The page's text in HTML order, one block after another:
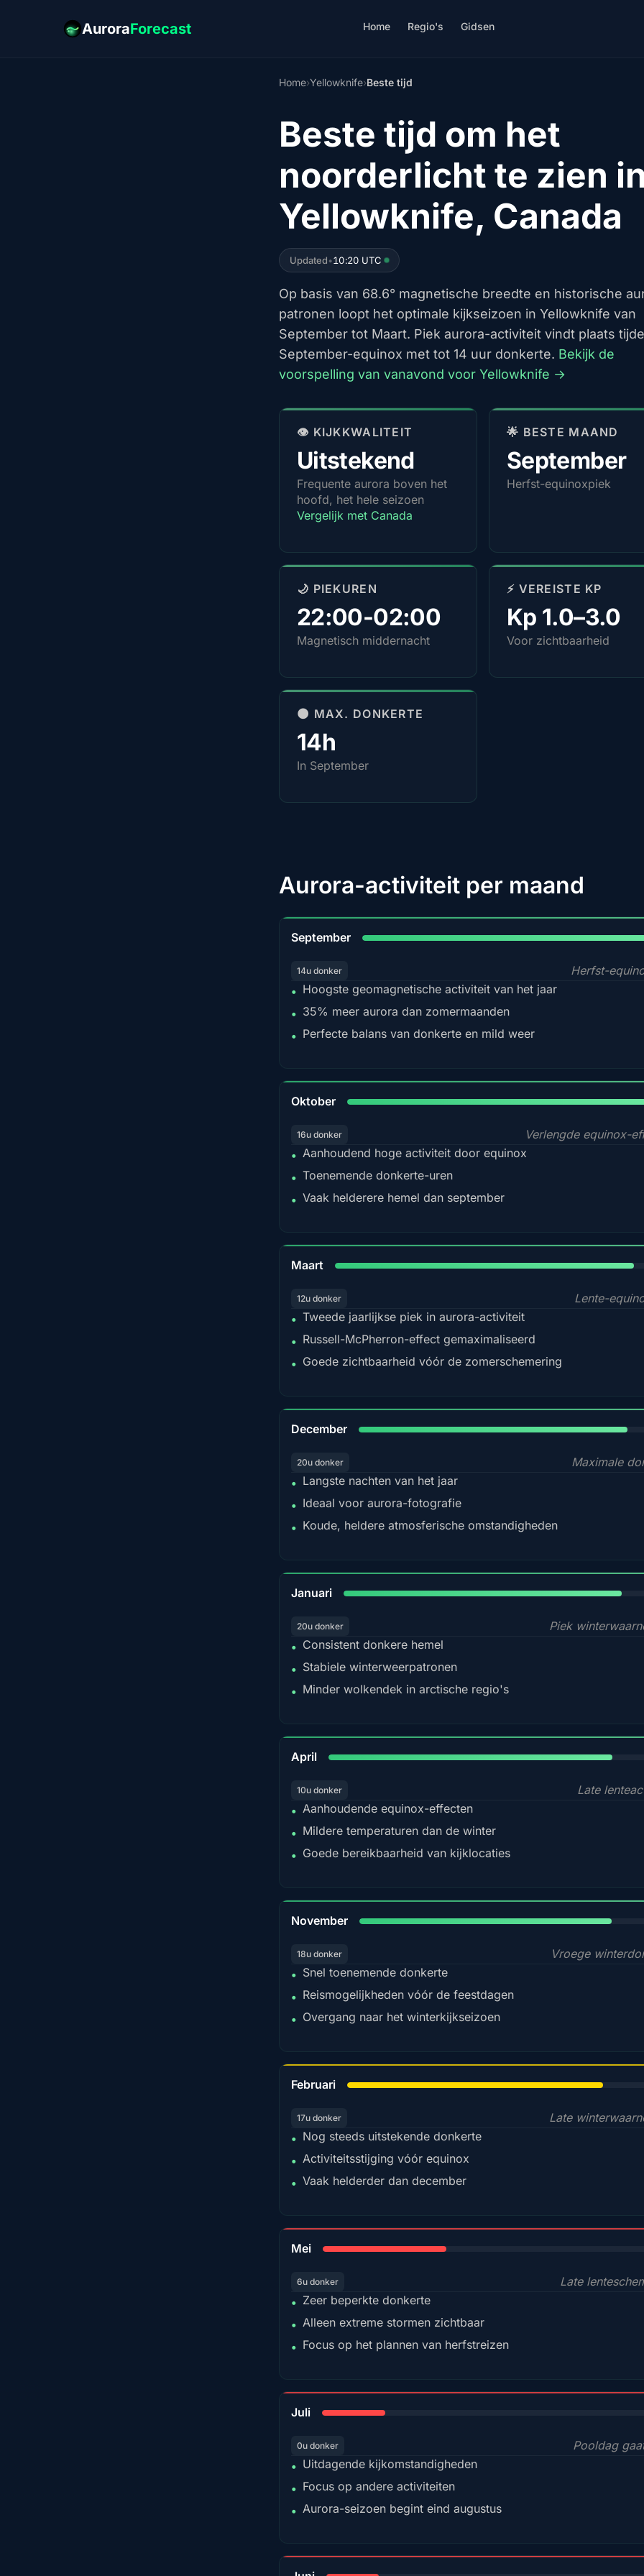
AuroraForecast Home Regio's Gidsen
Home›Yellowknife›Beste tijd
Beste tijd om het
noorderlicht te zien
Yellowknife, Canada
Updated•10:20 UTC
Op basis van 68.6° magnetische breedte en historische
patronen loopt het optimale kijkseizoen in Yellowknife van
September tot Maart. Piek aurora-activiteit vindt plaats
September-equinox met tot 14 uur donkerte. Bekijk de
voorspelling van vanavond voor Yellowknife →
👁️ KIJKKWALITEIT
Uitstekend
Frequente aurora boven het
hoofd, het hele seizoen
Vergelijk met Canada
🌟 BESTE MAAND
September
Herfst-equinoxpiek
🌙 PIEKUREN
22:00-02:00
Magnetisch middernacht
⚡ VEREISTE KP
Kp 1.0–3.0
Voor zichtbaarheid
🌑 MAX. DONKERTE
14h
In September
Aurora-activiteit per maand
September
14u donker
Herfst-
• Hoogste geomagnetische activiteit van het jaar
• 35% meer aurora dan zomermaanden
• Perfecte balans van donkerte en mild weer
Oktober
16u donker
Verlengde equinox-
• Aanhoudend hoge activiteit door equinox
• Toenemende donkerte-uren
• Vaak helderere hemel dan september
Maart
12u donker
Lente-
• Tweede jaarlijkse piek in aurora-activiteit
• Russell-McPherron-effect gemaximaliseerd
• Goede zichtbaarheid vóór de zomerschemering
December
20u donker
Maximale
• Langste nachten van het jaar
• Ideaal voor aurora-fotografie
• Koude, heldere atmosferische omstandigheden
Januari
20u donker
Piek
• Consistent donkere hemel
• Stabiele winterweerpatronen
• Minder wolkendek in arctische regio's
April
10u donker
Late
• Aanhoudende equinox-effecten
• Mildere temperaturen dan de winter
• Goede bereikbaarheid van kijklocaties
November
18u donker
Vroege
• Snel toenemende donkerte
• Reismogelijkheden vóór de feestdagen
• Overgang naar het winterkijkseizoen
Februari
17u donker
Late
• Nog steeds uitstekende donkerte
• Activiteitsstijging vóór equinox
• Vaak helderder dan december
Mei
6u donker
Late
• Zeer beperkte donkerte
• Alleen extreme stormen zichtbaar
• Focus op het plannen van herfstreizen
Juli
0u donker
Pooldag
• Uitdagende kijkomstandigheden
• Focus op andere activiteiten
• Aurora-seizoen begint eind augustus